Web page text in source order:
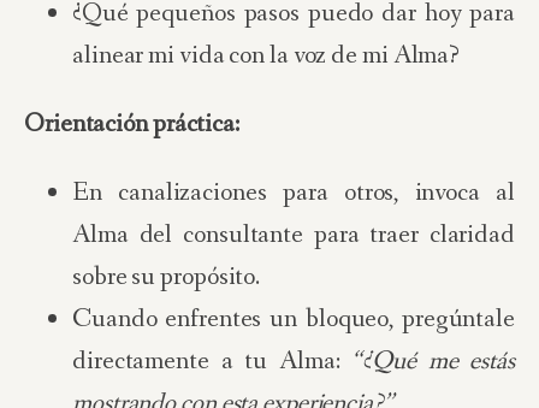
¿Qué pequeños pasos puedo dar hoy para
alinear mi vida con la voz de mi Alma?
Orientación práctica:
En canalizaciones para otros, invoca al
Alma del consultante para traer claridad
sobre su propósito.
Cuando enfrentes un bloqueo, pregúntale
directamente a tu Alma: “¿Qué me estás